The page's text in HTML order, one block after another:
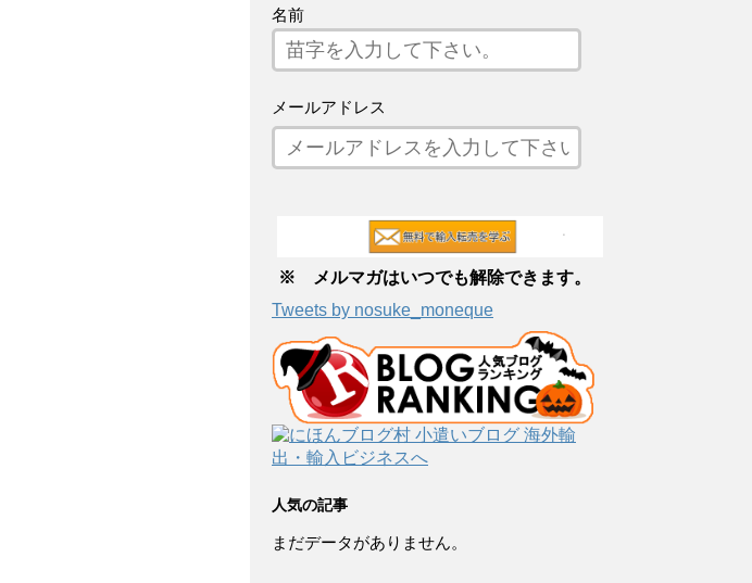
名前
メールアドレス
※ メルマガはいつでも解除できます。
Tweets by nosuke_moneque
人気の記事
まだデータがありません。